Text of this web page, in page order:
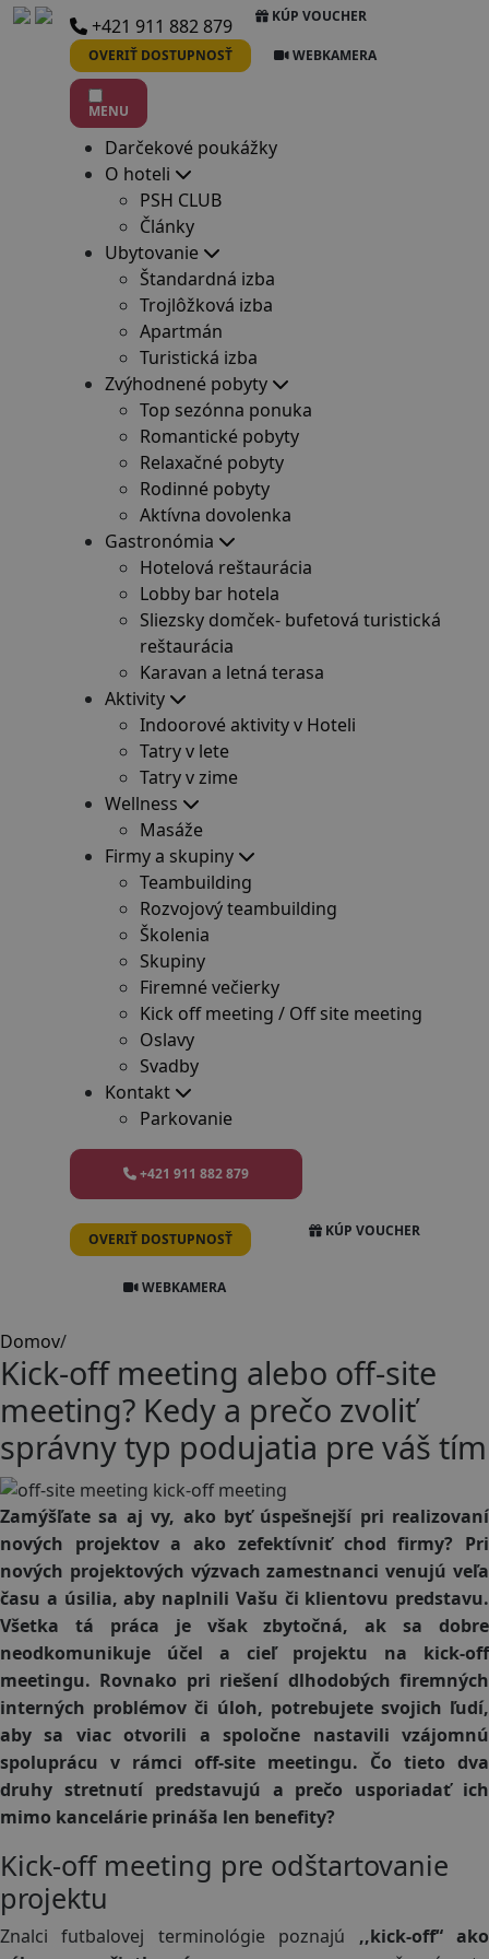
+421 911 882 879 KÚP VOUCHER
OVERIŤ DOSTUPNOSŤ WEBKAMERA
MENU
Darčekové poukážky
O hoteli
PSH CLUB
Články
Ubytovanie
Štandardná izba
Trojlôžková izba
Apartmán
Turistická izba
Zvýhodnené pobyty
Top sezónna ponuka
Romantické pobyty
Relaxačné pobyty
Rodinné pobyty
Aktívna dovolenka
Gastronómia
Hotelová reštaurácia
Lobby bar hotela
Sliezsky domček- bufetová turistická
reštaurácia
Karavan a letná terasa
Aktivity
Indoorové aktivity v Hoteli
Tatry v lete
Tatry v zime
Wellness
Masáže
Firmy a skupiny
Teambuilding
Rozvojový teambuilding
Školenia
Skupiny
Firemné večierky
Kick off meeting / Off site meeting
Oslavy
Svadby
Kontakt
Parkovanie
+421 911 882 879
OVERIŤ DOSTUPNOSŤ KÚP VOUCHER
WEBKAMERA
Domov/
Kick-off meeting alebo off-site
meeting? Kedy a prečo zvoliť
správny typ podujatia pre váš tím
Zamýšľate sa aj vy, ako byť úspešnejší pri realizovaní
nových projektov a ako zefektívniť chod firmy? Pri
nových projektových výzvach zamestnanci venujú veľa
času a úsilia, aby naplnili Vašu či klientovu predstavu.
Všetka tá práca je však zbytočná, ak sa dobre
neodkomunikuje účel a cieľ projektu na kick-off
meetingu. Rovnako pri riešení dlhodobých firemných
interných problémov či úloh, potrebujete svojich ľudí,
aby sa viac otvorili a spoločne nastavili vzájomnú
spoluprácu v rámci off-site meetingu. Čo tieto dva
druhy stretnutí predstavujú a prečo usporiadať ich
mimo kancelárie prináša len benefity?
Kick-off meeting pre odštartovanie
projektu
Znalci futbalovej terminológie poznajú ,,kick-off“ ako